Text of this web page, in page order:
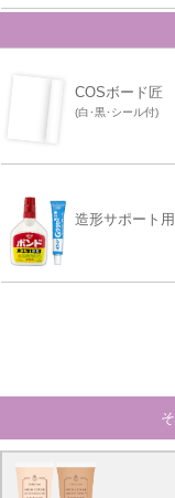
COSボード匠
(白･黒･シール付)
造形サポート